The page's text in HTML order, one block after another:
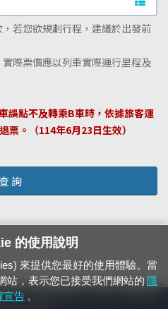
若您欲規劃行程，建議於出發前
際票價應以列車實際運行里程及
誤點不及轉乘B車時，依據旅客運
票。（114年6月23日生效）
詢
機，僅限發現軌道、平交道、橋樑及隧
的使用說明
來提供您最好的使用體驗。當
站，表示您已接受我們網站的 隱
宣告 。